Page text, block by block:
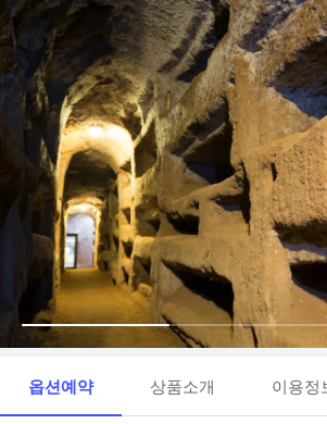
옵션예약 상품소개 이용정